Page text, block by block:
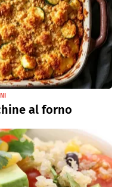
al forno